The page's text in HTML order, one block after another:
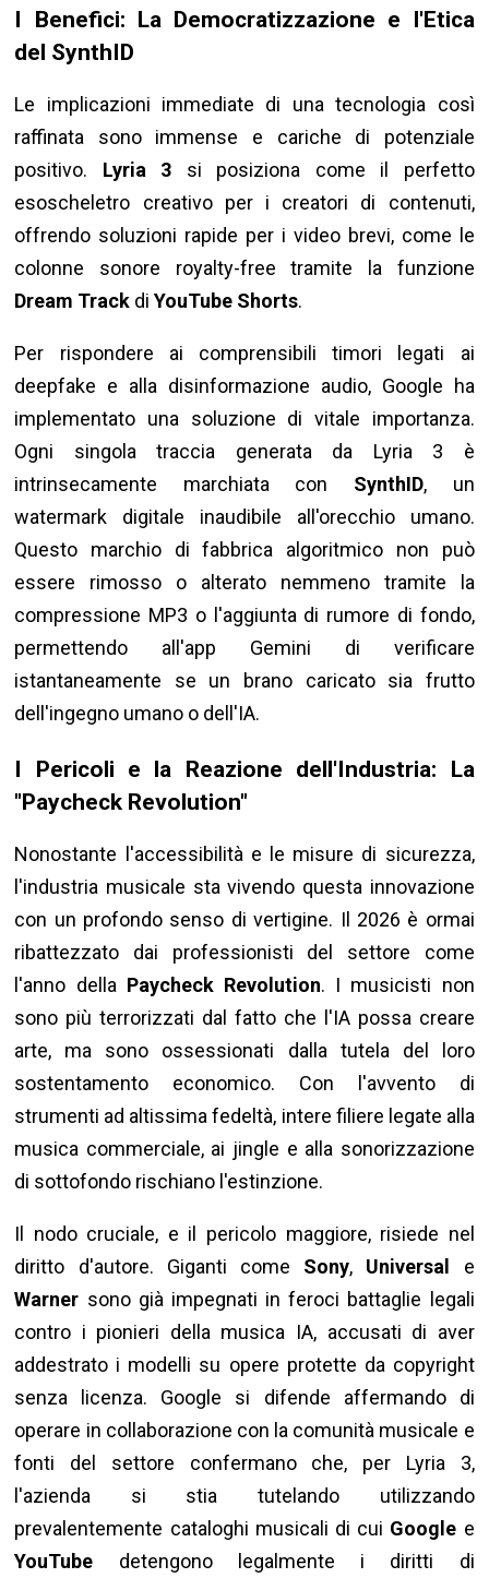
I Benefici: La Democratizzazione e l'Etica
del SynthID
Le implicazioni immediate di una tecnologia così
raffinata sono immense e cariche di potenziale
positivo. Lyria 3 si posiziona come il perfetto
esoscheletro creativo per i creatori di contenuti,
offrendo soluzioni rapide per i video brevi, come le
colonne sonore royalty-free tramite la funzione
Dream Track diYouTube Shorts.
Per rispondere ai comprensibili timori legati ai
deepfake e alla disinformazione audio, Google ha
implementato una soluzione di vitale importanza.
Ogni singola traccia generata da Lyria 3 è
intrinsecamente marchiata con SynthID, un
watermark digitale inaudibile all'orecchio umano.
Questo marchio di fabbrica algoritmico non può
essere rimosso o alterato nemmeno tramite la
compressione MP3 o l'aggiunta di rumore di fondo,
permettendo all'app Gemini di verificare
istantaneamente se un brano caricato sia frutto
dell'ingegno umano o dell'IA.
I Pericoli e la Reazione dell'Industria: La
"Paycheck Revolution"
Nonostante l'accessibilità e le misure di sicurezza,
l'industria musicale sta vivendo questa innovazione
con un profondo senso di vertigine. Il 2026 è ormai
ribattezzato dai professionisti del settore come
l'anno della Paycheck Revolution. I musicisti non
sono più terrorizzati dal fatto che l'IA possa creare
arte, ma sono ossessionati dalla tutela del loro
sostentamento economico. Con l'avvento di
strumenti ad altissima fedeltà, intere filiere legate alla
musica commerciale, ai jingle e alla sonorizzazione
di sottofondo rischiano l'estinzione.
Il nodo cruciale, e il pericolo maggiore, risiede nel
diritto d'autore. Giganti come Sony, Universal
e
Warner sono già impegnati in feroci battaglie legali
contro i pionieri della musica IA, accusati di aver
addestrato i modelli su opere protette da copyright
senza licenza. Google si difende affermando di
operare in collaborazione con la comunità musicale e
fonti del settore confermano che, per Lyria 3,
l'azienda si stia tutelando utilizzando
prevalentemente cataloghi musicali di cui Google e
YouTube detengono legalmente i diritti di